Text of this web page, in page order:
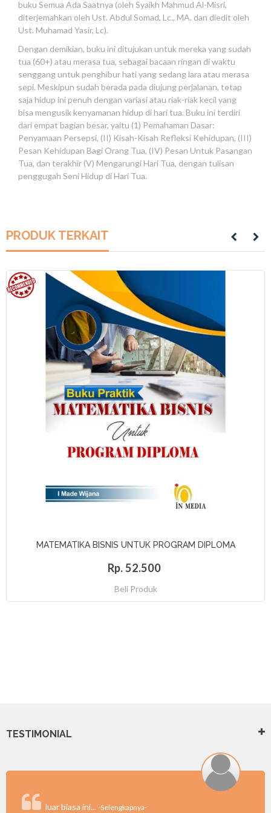
buku Semua Ada Saatnya (oleh Syaikh Mahmud Al-Misri,
diterjemahkan oleh Ust. Abdul Somad, Lc., MA. dan diedit oleh
Ust. Muhamad Yasir, Lc).
Dengan demikian, buku ini ditujukan untuk mereka yang sudah
tua (60+) atau merasa tua, sebagai bacaan ringan di waktu
senggang untuk penghibur hati yang sedang lara atau merasa
sepi. Meskipun sudah berada pada diujung perjalanan, tetap
saja hidup ini penuh dengan variasi atau riak-riak kecil yang
bisa mengusik kenyamanan hidup di hari tua. Buku ini terdiri
dari empat bagian besar, yaitu (1) Pemahaman Dasar:
Penyamaan Persepsi, (II) Kisah-Kisah Refleksi Kehidupan, (III)
Pesan Kehidupan Bagi Orang Tua, (IV) Pesan Untuk Pasangan
Tua, dan terakhir (V) Mengarungi Hari Tua, dengan tulisan
penggugah Seni Hidup di Hari Tua.
PRODUK TERKAIT
MATEMATIKA BISNIS UNTUK PROGRAM DIPLOMA
Rp. 52.500
Beli Produk
TESTIMONIAL
luar biasa ini... -Selengkapnya-